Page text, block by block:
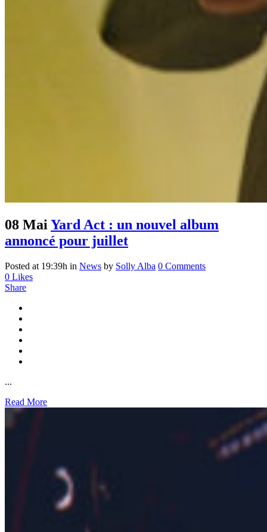
08 Mai Yard Act : un nouvel album
annoncé pour juillet
Posted at 19:39h in News by Solly Alba 0 Comments
0 Likes
Share
...
Read More